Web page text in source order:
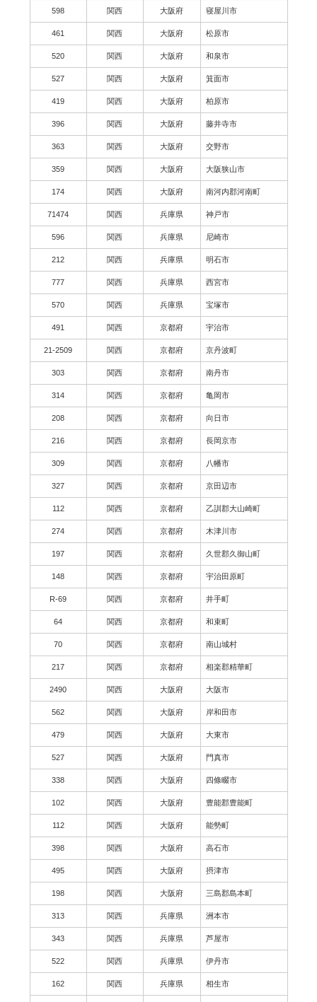
598 関西 大阪府 寝屋川市
461 関西 大阪府 松原市
520 関西 大阪府 和泉市
527 関西 大阪府 箕面市
419 関西 大阪府 柏原市
396 関西 大阪府 藤井寺市
363 関西 大阪府 交野市
359 関西 大阪府 大阪狭山市
174 関西 大阪府 南河内郡河南町
71474 関西 兵庫県 神戸市
596 関西 兵庫県 尼崎市
212 関西 兵庫県 明石市
777 関西 兵庫県 西宮市
570 関西 兵庫県 宝塚市
491 関西 京都府 宇治市
21-2509 関西 京都府 京丹波町
303 関西 京都府 南丹市
314 関西 京都府 亀岡市
208 関西 京都府 向日市
216 関西 京都府 長岡京市
309 関西 京都府 八幡市
327 関西 京都府 京田辺市
112 関西 京都府 乙訓郡大山崎町
274 関西 京都府 木津川市
197 関西 京都府 久世郡久御山町
148 関西 京都府 宇治田原町
R-69 関西 京都府 井手町
64 関西 京都府 和束町
70 関西 京都府 南山城村
217 関西 京都府 相楽郡精華町
2490 関西 大阪府 大阪市
562 関西 大阪府 岸和田市
479 関西 大阪府 大東市
527 関西 大阪府 門真市
338 関西 大阪府 四條畷市
102 関西 大阪府 豊能郡豊能町
112 関西 大阪府 能勢町
398 関西 大阪府 高石市
495 関西 大阪府 摂津市
198 関西 大阪府 三島郡島本町
313 関西 兵庫県 洲本市
343 関西 兵庫県 芦屋市
522 関西 兵庫県 伊丹市
162 関西 兵庫県 相生市